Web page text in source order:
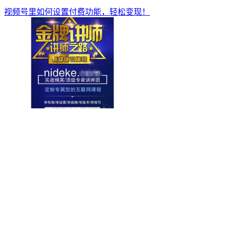
视频号里如何设置付费功能，轻松变现！